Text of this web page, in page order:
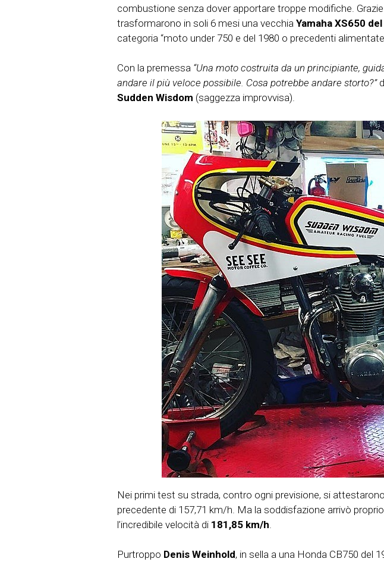
combustione senza dover apportare troppe modifiche.
trasformarono in soli 6 mesi una vecchia Yamaha XS650
categoria “moto under 750 e del 1980 o precedenti
Con la premessa “Una moto costruita da un principiante,
andare il più veloce possibile. Cosa potrebbe andare storto?”
Sudden Wisdom (saggezza improvvisa).
Nei primi test su strada, contro ogni previsione, si
precedente di 157,71 km/h. Ma la soddisfazione arrivò
l’incredibile velocità di 181,85 km/h
Purtroppo Denis Weinhold, in sella a una Honda CB750 del